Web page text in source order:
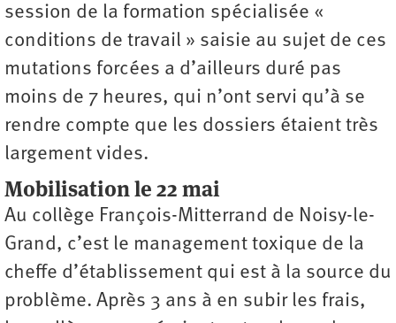
session de la ­formation spécialisée «
conditions de travail » saisie au sujet de ces
mutations forcées a d’ailleurs duré pas
moins de 7 heures, qui n’ont servi qu’à se
rendre compte que les dossiers étaient très
largement vides.
Mobilisation le 22 mai
Au collège François-Mitterrand de Noisy-le-
Grand, c’est le management toxique de la
cheffe d’établissement qui est à la source du
problème. Après 3 ans à en subir les frais,